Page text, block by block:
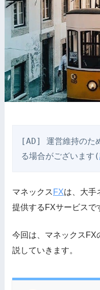
[AD] 運営維持のた
る場合がございます(
マネックス FXは、大手
提供するFXサービスで
今回は、マネックスFX
説していきます。